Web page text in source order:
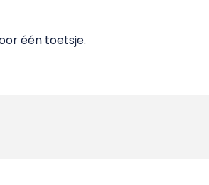
één toetsje.